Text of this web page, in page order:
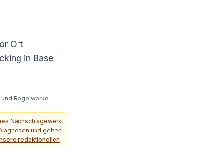
Ort
in Basel
Regelwerke
Nachschlagewerk.
und geben
redaktionellen